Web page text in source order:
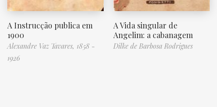
A Instrucção publica em
1900
Alexandre Vaz Tavares, 1858 -
1926
A Vida singular de
Angelim: a cabanagem
Dilke de Barbosa Rodrigues